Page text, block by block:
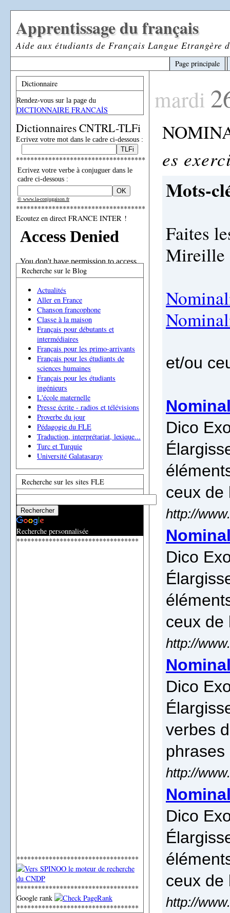
Apprentissage du français
Aide aux étudiants de Français Langue Etrangère
Page principale
Dictionnaire
Rendez-vous sur la page du
DICTIONNAIRE FRANCAİS
Dictionnaires CNTRL-TLFi
Ecrivez votre mot dans le cadre ci-dessous :
************************************
Ecrivez votre verbe à conjuguer dans le
cadre ci-dessous :
© www.la-conjugaison.fr
************************************
Ecoutez en direct FRANCE INTER !
Recherche sur le Blog
Actualités
Aller en France
Chanson francophone
Classe à la maison
Français pour débutants et
intermédiaires
Français pour les primo-arrivants
Français pour les étudiants de
sciences humaines
Français pour les étudiants
ingénieurs
L'école maternelle
Presse écrite - radios et télévisions
Proverbe du jour
Pédagogie du FLE
Traduction, interprétariat, lexique...
Turc et Turquie
Université Galatasaray
Recherche sur les sites FLE
Recherche personnalisée
**********************************
**********************************
**********************************
Google rank
**********************************
mardi
es
Mots-
Faites
Mireille
et/ou
Dico
ceux de
http://
Dico
ceux de
http://
Dico
verbes
http://
Dico
ceux de
http://